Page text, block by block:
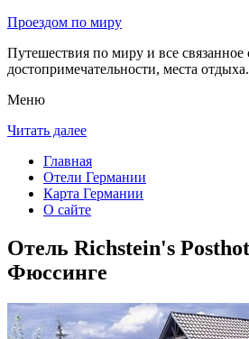
Проездом по миру
Путешествия по миру и все связанное
достопримечательности, места отдыха.
Меню
Читать далее
Главная
Отели Германии
Карта Германии
О сайте
Отель Richstein's
Фюссинге